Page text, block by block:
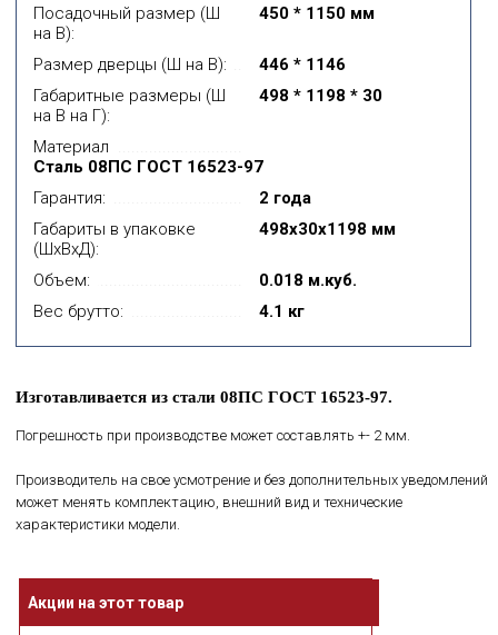
Посадочный размер (Ш
на В):
450 * 1150 мм
Размер дверцы (Ш на В):
446 * 1146
Габаритные размеры (Ш
на В на Г):
498 * 1198 * 30
Материал
Сталь 08ПС ГОСТ 16523-97
Гарантия:
2 года
Габариты в упаковке
(ШхВхД):
498x30x1198 мм
Объем:
0.018 м.куб.
Вес брутто:
4.1 кг
Изготавливается из стали 08ПС ГОСТ 16523-97.
Погрешность при производстве может составлять +- 2 мм.
Производитель на свое усмотрение и без дополнительных уведомлений
может менять комплектацию, внешний вид и технические
характеристики модели.
Акции на этот товар